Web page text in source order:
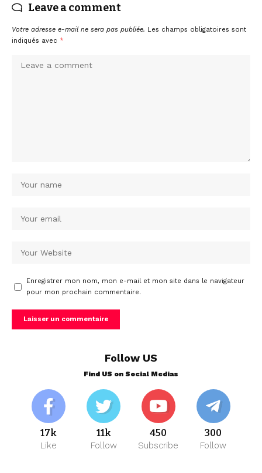
Leave a comment
Votre adresse e-mail ne sera pas publiée. Les champs obligatoires sont
indiqués avec *
Enregistrer mon nom, mon e-mail et mon site dans le navigateur
pour mon prochain commentaire.
Follow US
Find US on Social Medias
17k
Like
11k
Follow
450
Subscribe
300
Follow